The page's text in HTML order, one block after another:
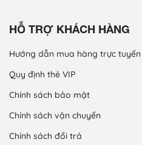
HỖ TRỢ KHÁCH HÀNG
Hướng dẫn mua hàng trực tuyến
Quy định thẻ VIP
Chính sách bảo mật
Chính sách vận chuyển
Chính sách đổi trả